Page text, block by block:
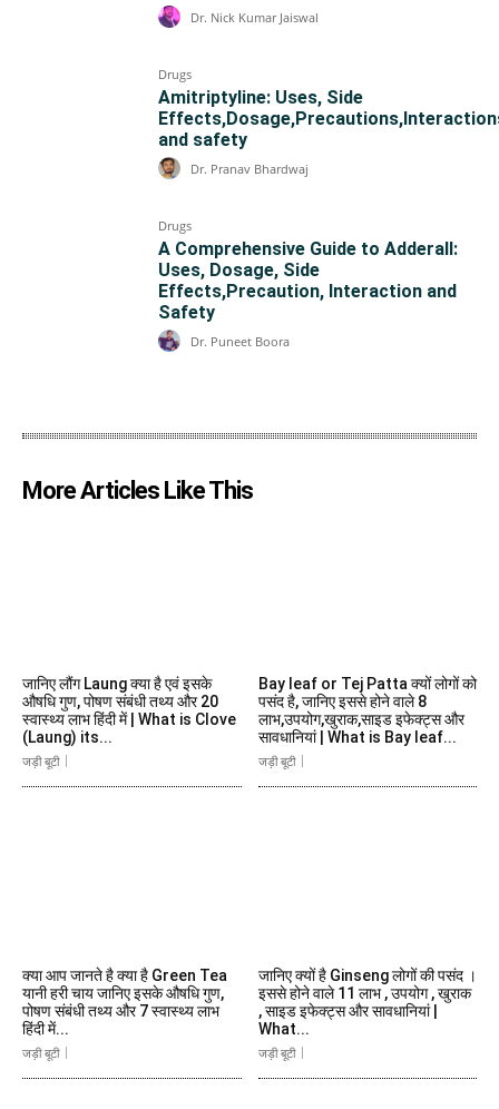
Dr. Nick Kumar Jaiswal
Drugs
Amitriptyline: Uses, Side
and safety
Dr. Pranav Bhardwaj
Drugs
A Comprehensive Guide to Adderall:
Uses, Dosage, Side
Effects,Precaution, Interaction and
Safety
Dr. Puneet Boora
More Articles Like This
जानिए लौंग Laung क्या है एवं इसके
औषधि गुण, पोषण संबंधी तथ्य और 20
स्वास्थ्य लाभ हिंदी में | What is Clove
(Laung) its...
जड़ी बूटी
Bay leaf or Tej Patta क्यों लोगों को
पसंद है, जानिए इससे होने वाले 8
लाभ,उपयोग,खुराक,साइड इफेक्ट्स और
सावधानियां | What is Bay leaf...
जड़ी बूटी
क्या आप जानते है क्या है Green Tea
यानी हरी चाय जानिए इसके औषधि गुण,
पोषण संबंधी तथ्य और 7 स्वास्थ्य लाभ
हिंदी में...
जड़ी बूटी
जानिए क्यों है Ginseng लोगों की पसंद ।
इससे होने वाले 11 लाभ , उपयोग , खुराक
, साइड इफेक्ट्स और सावधानियां |
What...
जड़ी बूटी